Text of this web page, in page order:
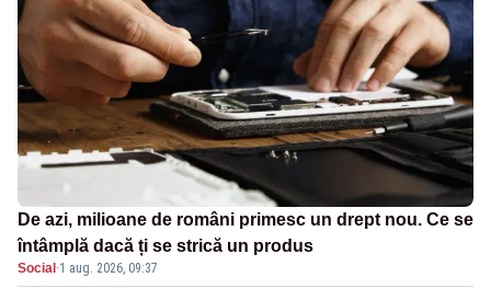
De azi, milioane de români primesc un drept nou. Ce se
întâmplă dacă ți se strică un produs
Social ·1 aug. 2026, 09:37